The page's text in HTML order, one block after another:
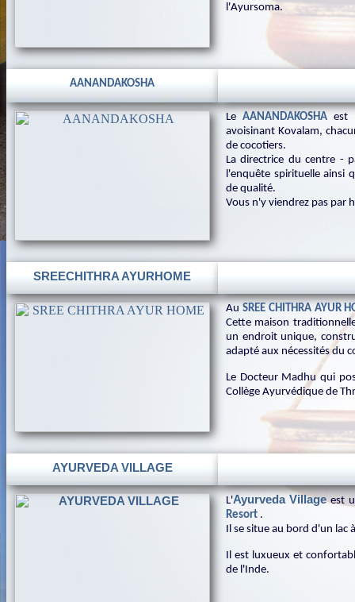
l'Ayursoma.
AANANDAKOSHA
LeAANANDAKOSHA est
avoisinant Kovalam,
de cocotiers.
La directrice du centre -
l'enquête spirituelle ainsi
de qualité.
Vous n'y viendrez pas par
SREECHITHRA AYURHOME
Au SREE CHITHRA AYUR
Cette maison
un endroit unique,
adapté aux nécessités du
Le Docteur Madhu qui
Collège Ayurvédique de
AYURVEDA VILLAGE
L'Ayurveda Villageest
Resort .
Il se situe au bord d'un lac
Il est luxueux et
de l'Inde.